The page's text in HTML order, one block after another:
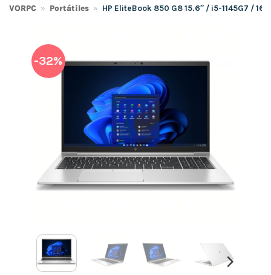
VORPC » Portátiles » HP EliteBook 850 G8 15.6″ / i5-1145G7 /
-32%